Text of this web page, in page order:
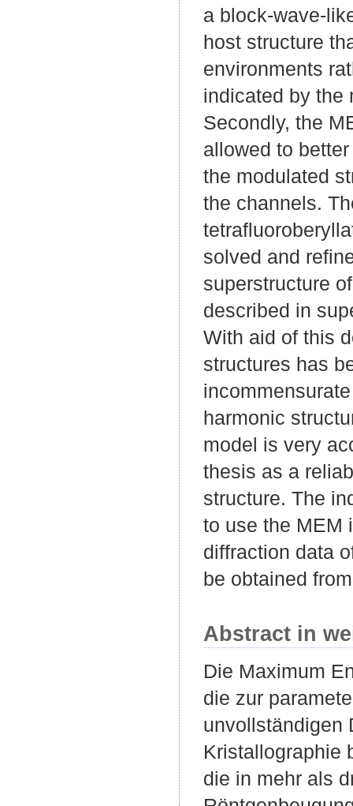
a block-wave-
host structure
environments
indicated by the
Secondly, the
allowed to
the modulated
the channels.
solved and
superstructure
described in
With aid of this
structures has
harmonic
model is very
thesis as a
structure. The
to use the MEM
diffraction data
be obtained
Abstract in
Die Maximum
die zur
unvollständigen
Kristallographie
die in mehr als